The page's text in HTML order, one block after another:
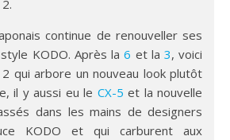
continue de renouveller ses
KODO. Après la6 et la3, voici
qui arbore un nouveau look plutôt
il y aussi eu le CX-5 et la nouvelle
dans les mains de designers
KODO et qui carburent aux